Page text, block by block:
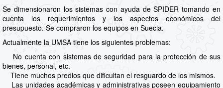
Se dimensionaron los sistemas con ayuda de SPIDER tomando en
cuenta los requerimientos y los aspectos económicos del
presupuesto. Se compraron los equipos en Suecia.
Actualmente la UMSA tiene los siguientes problemas:
No cuenta con sistemas de seguridad para la protección de sus
bienes, personal, etc.
Tiene muchos predios que dificultan el resguardo de los mismos.
Las unidades académicas y administrativas poseen equipamiento